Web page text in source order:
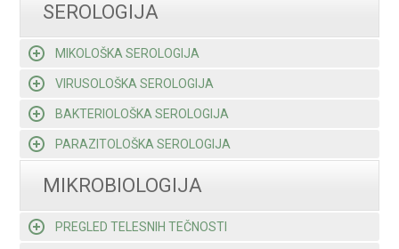
SEROLOGIJA
MIKOLOŠKA SEROLOGIJA
VIRUSOLOŠKA SEROLOGIJA
BAKTERIOLOŠKA SEROLOGIJA
PARAZITOLOŠKA SEROLOGIJA
MIKROBIOLOGIJA
PREGLED TELESNIH TEČNOSTI